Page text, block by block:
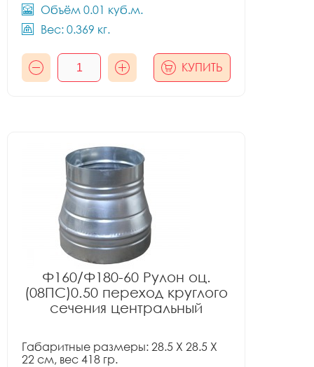
Объём 0.01 куб.м.
Вес: 0.369 кг.
КУПИТЬ
Ф160/Ф180-60 Рулон оц.
(08ПС)0.50 переход круглого
сечения центральный
Габаритные размеры: 28.5 X 28.5 X
22 см, вес 418 гр.